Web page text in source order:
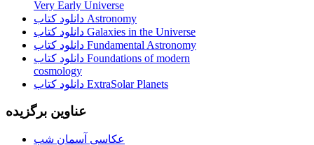
Very Early Universe
دانلود کتاب Astronomy
دانلود کتاب Galaxies in the Universe
دانلود کتاب Fundamental Astronomy
دانلود کتاب Foundations of modern
cosmology
دانلود کتاب ExtraSolar Planets
عناوین برگزیده
عکاسی آسمان شب